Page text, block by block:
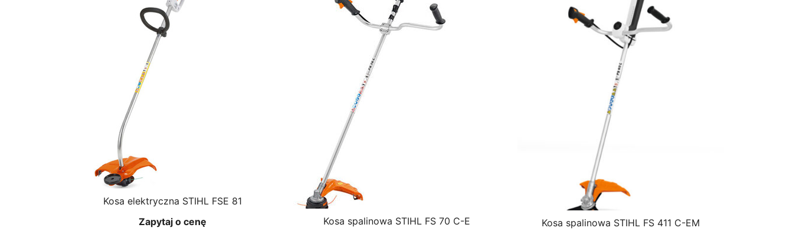
Kosa elektryczna STIHL FSE 81
Zapytaj o cenę
Kosa spalinowa STIHL FS 70 C-E Kosa spalinowa STIHL FS 411 C-EM